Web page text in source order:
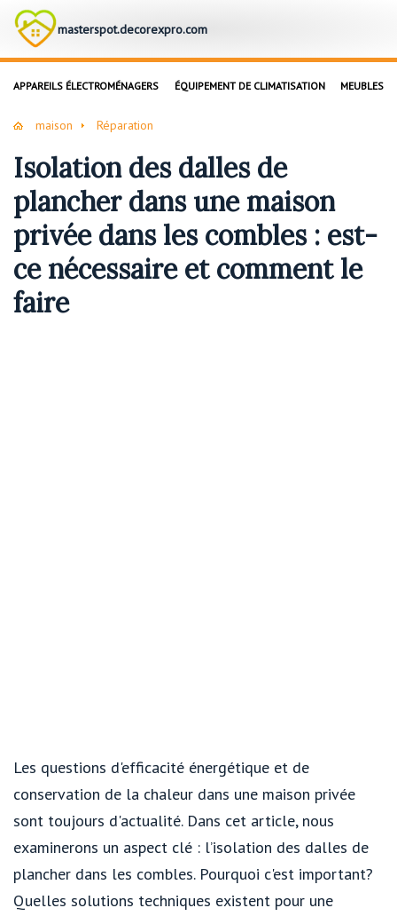
masterspot.decorexpro.com
APPAREILS ÉLECTROMÉNAGERS ÉQUIPEMENT DE CLIMATISATION MEUBLES
maison Réparation
Isolation des dalles de
plancher dans une maison
privée dans les combles : est-
ce nécessaire et comment le
faire
Les questions d'efficacité énergétique et de
conservation de la chaleur dans une maison privée
sont toujours d'actualité. Dans cet article, nous
examinerons un aspect clé : l’isolation des dalles de
plancher dans les combles. Pourquoi c'est important?
Quelles solutions techniques existent pour une